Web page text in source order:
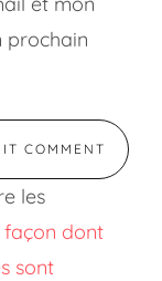
prochain
les
façon dont
sont